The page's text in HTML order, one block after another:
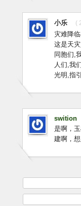
小乐 (
灾难降
这是天
同胞们,
人们,我
光明,指
swition
是啊，
建啊，